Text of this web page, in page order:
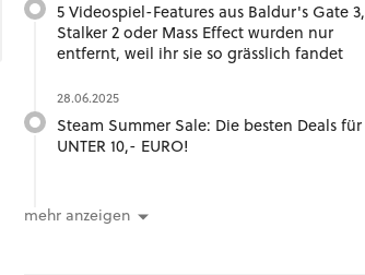
5 Videospiel-Features aus Baldur's Gate 3,
Stalker 2 oder Mass Effect wurden nur
entfernt, weil ihr sie so grässlich fandet
28.06.2025
Steam Summer Sale: Die besten Deals für
UNTER 10,- EURO!
mehr anzeigen